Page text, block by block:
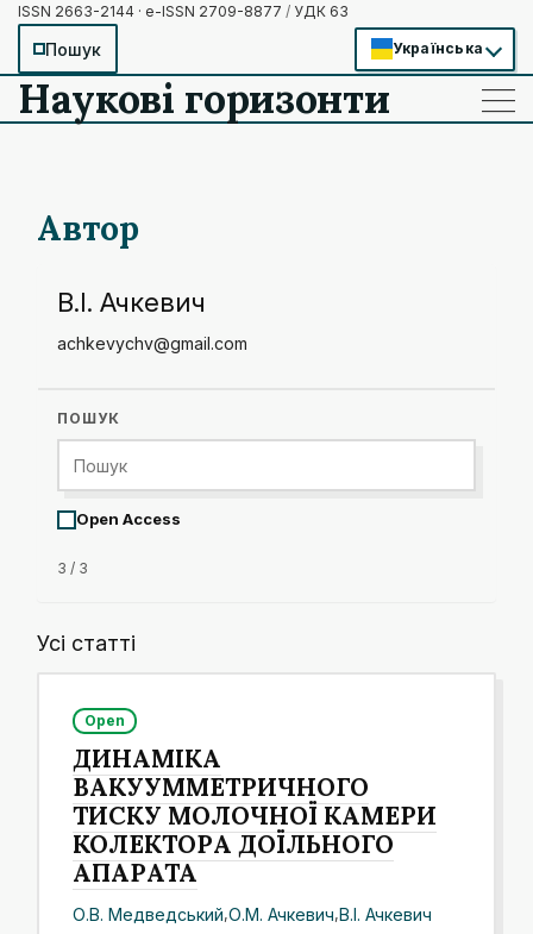
ISSN 2663-2144 · e-ISSN 2709-8877 / УДК 63
Пошук Українська
Наукові горизонти ——
——
——
Автор
В.І. Ачкевич
achkevychv@gmail.com
ПОШУК
Open Access
3 / 3
Усі статті
Open
ДИНАМІКА
ВАКУУММЕТРИЧНОГО
ТИСКУ МОЛОЧНОЇ КАМЕРИ
КОЛЕКТОРА ДОЇЛЬНОГО
АПАРАТА
О.В. Медведський,О.М. Ачкевич,В.І. Ачкевич